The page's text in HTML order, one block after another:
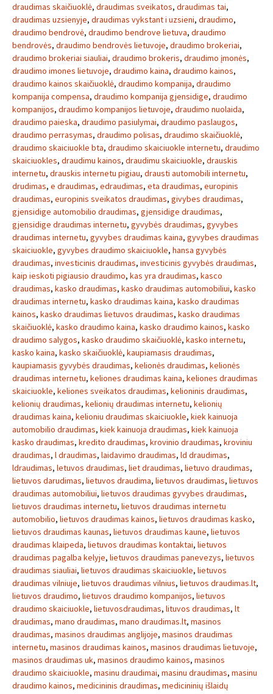
draudimas skaičiuoklė, draudimas sveikatos, draudimas tai,
draudimas uzsienyje, draudimas vykstant i uzsieni, draudimo,
draudimo bendrovė, draudimo bendrove lietuva, draudimo
bendrovės, draudimo bendrovės lietuvoje, draudimo brokeriai,
draudimo brokeriai siauliai, draudimo brokeris, draudimo įmonės,
draudimo imones lietuvoje, draudimo kaina, draudimo kainos,
draudimo kainos skaičiuoklė, draudimo kompanija, draudimo
kompanija compensa, draudimo kompanija gjensidige, draudimo
kompanijos, draudimo kompanijos lietuvoje, draudimo nuolaida,
draudimo paieska, draudimo pasiulymai, draudimo paslaugos,
draudimo perrasymas, draudimo polisas, draudimo skaičiuoklė,
draudimo skaiciuokle bta, draudimo skaiciuokle internetu, draudimo
skaiciuokles, draudimu kainos, draudimu skaiciuokle, drauskis
internetu, drauskis internetu pigiau, drausti automobili internetu,
drudimas, e draudimas, edraudimas, eta draudimas, europinis
draudimas, europinis sveikatos draudimas, givybes draudimas,
gjensidige automobilio draudimas, gjensidige draudimas,
gjensidige draudimas internetu, gyvybės draudimas, gyvybes
draudimas internetu, gyvybes draudimas kaina, gyvybes draudimas
skaiciuokle, gyvybes draudimo skaiciuokle, hansa gyvybės
draudimas, investicinis draudimas, investicinis gyvybės draudimas,
kaip ieskoti pigiausio draudimo, kas yra draudimas, kasco
draudimas, kasko draudimas, kasko draudimas automobiliui, kasko
draudimas internetu, kasko draudimas kaina, kasko draudimas
kainos, kasko draudimas lietuvos draudimas, kasko draudimas
skaičiuoklė, kasko draudimo kaina, kasko draudimo kainos, kasko
draudimo salygos, kasko draudimo skaičiuoklė, kasko internetu,
kasko kaina, kasko skaičiuoklė, kaupiamasis draudimas,
kaupiamasis gyvybės draudimas, kelionės draudimas, kelionės
draudimas internetu, keliones draudimas kaina, keliones draudimas
skaiciuokle, keliones sveikatos draudimas, kelioninis draudimas,
kelionių draudimas, kelionių draudimas internetu, kelionių
draudimas kaina, kelioniu draudimas skaiciuokle, kiek kainuoja
automobilio draudimas, kiek kainuoja draudimas, kiek kainuoja
kasko draudimas, kredito draudimas, krovinio draudimas, kroviniu
draudimas, l draudimas, laidavimo draudimas, ld draudimas,
ldraudimas, letuvos draudimas, liet draudimas, lietuvo draudimas,
lietuvos darudimas, lietuvos draudima, lietuvos draudimas, lietuvos
draudimas automobiliui, lietuvos draudimas gyvybes draudimas,
lietuvos draudimas internetu, lietuvos draudimas internetu
automobilio, lietuvos draudimas kainos, lietuvos draudimas kasko,
lietuvos draudimas kaunas, lietuvos draudimas kaune, lietuvos
draudimas klaipeda, lietuvos draudimas kontaktai, lietuvos
draudimas pagalba kelyje, lietuvos draudimas panevezys, lietuvos
draudimas siauliai, lietuvos draudimas skaiciuokle, lietuvos
draudimas vilniuje, lietuvos draudimas vilnius, lietuvos draudimas.lt,
lietuvos draudimo, lietuvos draudimo kompanijos, lietuvos
draudimo skaiciuokle, lietuvosdraudimas, lituvos draudimas, lt
draudimas, mano draudimas, mano draudimas.lt, masinos
draudimas, masinos draudimas anglijoje, masinos draudimas
internetu, masinos draudimas kainos, masinos draudimas lietuvoje,
masinos draudimas uk, masinos draudimo kainos, masinos
draudimo skaiciuokle, masinu draudimai, masinu draudimas, masinu
draudimo kainos, medicininis draudimas, medicininių išlaidų